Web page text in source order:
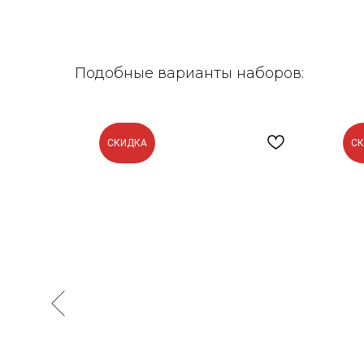
Подобные варианты наборов:
СКИДКА